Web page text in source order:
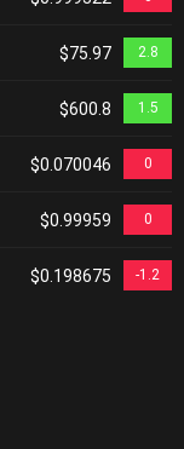
$75.97 2.8
$600.8 1.5
$0.070046 0
$0.99959 0
$0.198675 -1.2